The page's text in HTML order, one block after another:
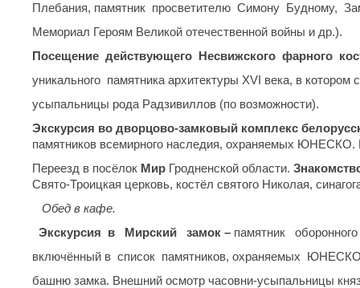
Плебания, памятник просветителю Симону Будному,
Мемориал Героям Великой отечественной войны и др.).
Посещение действующего Несвижского фарного
уникального памятника архитектуры XVI века, в
усыпальницы рода Радзивиллов (по возможности).
Экскурсия во дворцово-замковый комплекс
памятников всемирного наследия, охраняемых ЮНЕСКО.
Переезд в посёлок Мир Гродненской области.
Свято-Троицкая церковь, костёл святого Николая,
Обед в кафе.
Экскурсия
в Мирский замок – памятник
включённый в список памятников, охраняемых
башню замка. Внешний осмотр часовни-усыпальницы